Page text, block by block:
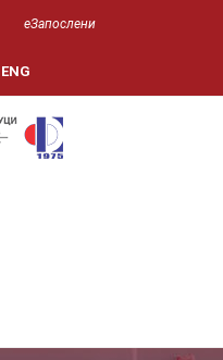
еЗапослени
ENG